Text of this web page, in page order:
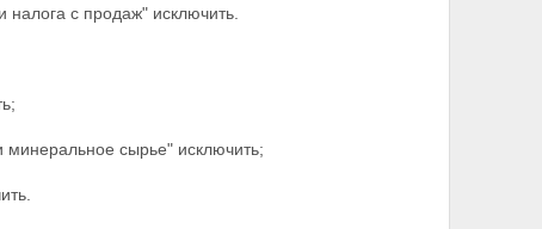
налога с продаж" исключить.
сырье" исключить;